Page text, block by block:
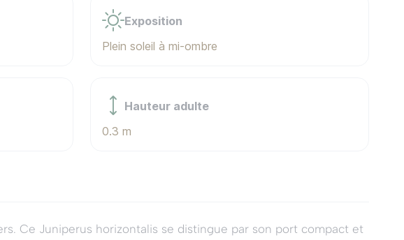
Exposition
Plein soleil à mi-ombre
Hauteur adulte
0.3 m
Ce Juniperus horizontalis se distingue par son port compact et